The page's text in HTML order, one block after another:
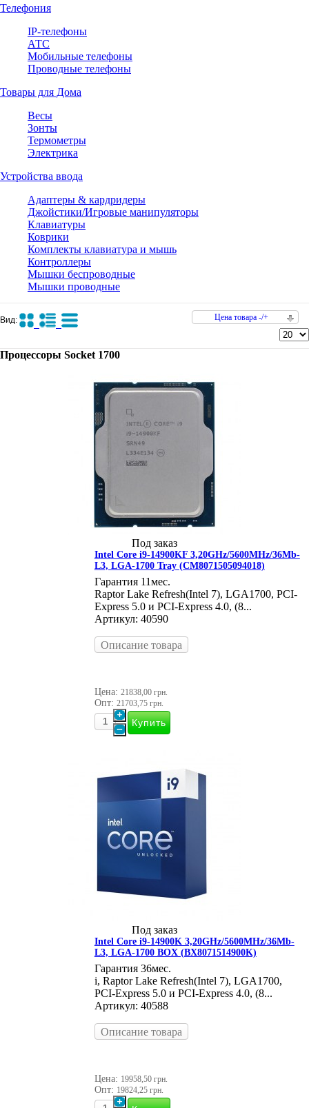
Телефония
IP-телефоны
АТС
Мобильные телефоны
Проводные телефоны
Товары для Дома
Весы
Зонты
Термометры
Электрика
Устройства ввода
Адаптеры & кардридеры
Джойстики/Игровые манипуляторы
Клавиатуры
Коврики
Комплекты клавиатура и мышь
Контроллеры
Мышки беспроводные
Мышки проводные
Вид: Цена товара -/+
Процессоры Socket 1700
Под заказ
Intel Core i9-14900KF 3,20GHz/5600MHz/36Mb-
L3, LGA-1700 Tray (CM8071505094018)
Гарантия 11мес.
Raptor Lake Refresh(Intel 7), LGA1700, PCI-
Express 5.0 и PCI-Express 4.0, (8...
Артикул: 40590
Описание товара
Цена: 21838,00 грн.
Опт: 21703,75 грн.
Под заказ
Intel Core i9-14900K 3,20GHz/5600MHz/36Mb-
L3, LGA-1700 BOX (BX8071514900K)
Гарантия 36мес.
i, Raptor Lake Refresh(Intel 7), LGA1700,
PCI-Express 5.0 и PCI-Express 4.0, (8...
Артикул: 40588
Описание товара
Цена: 19958,50 грн.
Опт: 19824,25 грн.